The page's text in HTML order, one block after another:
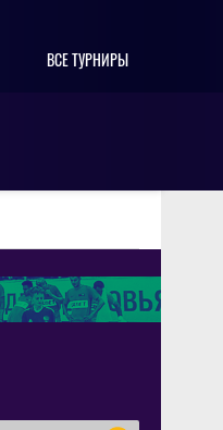
ВСЕ ТУРНИРЫ